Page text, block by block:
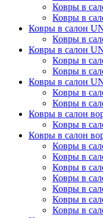
Ковры в
Ковры в
Ковры в салон
Ковры в
Ковры в салон
Ковры в
Ковры в
Ковры в салон
Ковры в
Ковры в
Ковры в салон
Ковры в
Ковры в салон
Ковры в
Ковры в
Ковры в
Ковры в
Ковры в
Ковры в
Ковры в